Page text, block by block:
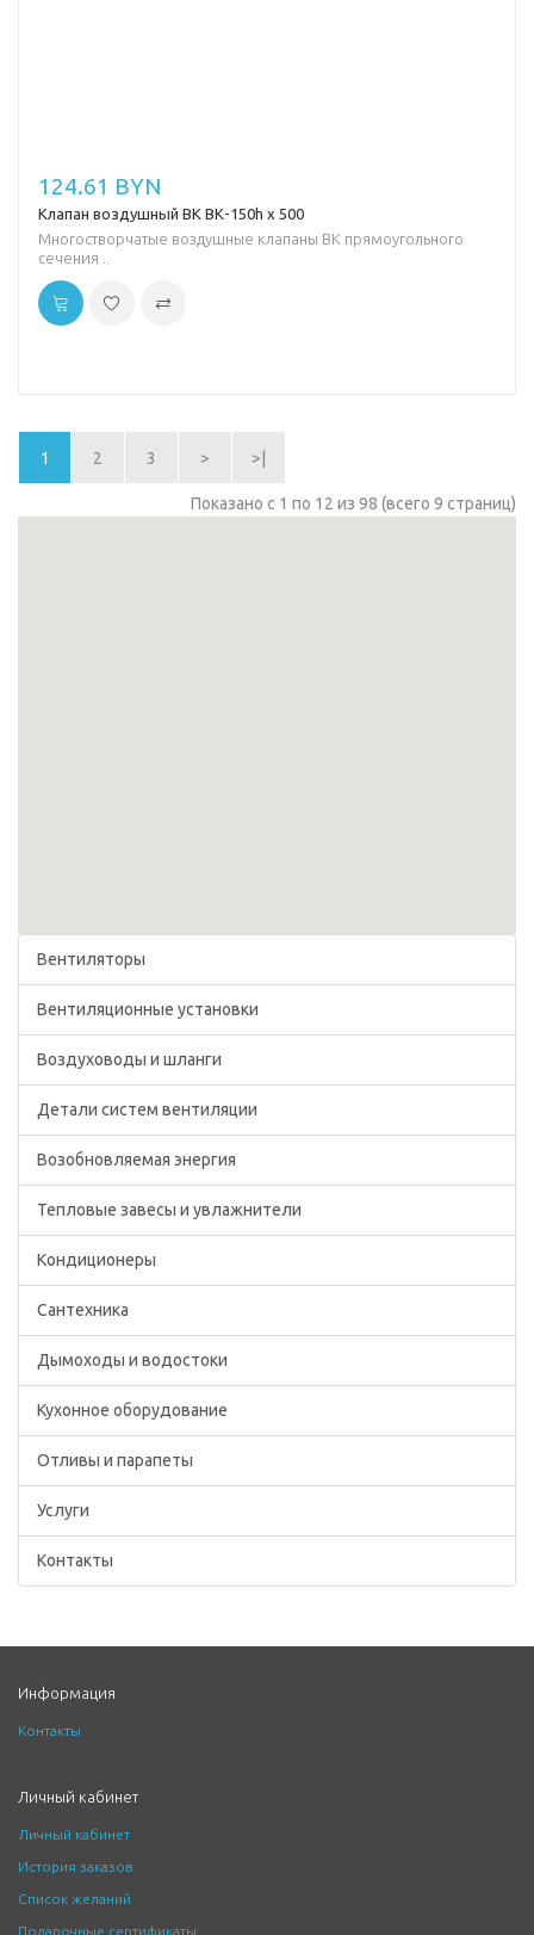
124.61 BYN
Клапан воздушный ВК ВК-150h х 500
Многостворчатые воздушные клапаны ВК прямоугольного
сечения ..
1 2 3 > >|
Показано с 1 по 12 из 98 (всего 9 страниц)
Вентиляторы
Вентиляционные установки
Воздуховоды и шланги
Детали систем вентиляции
Возобновляемая энергия
Тепловые завесы и увлажнители
Кондиционеры
Сантехника
Дымоходы и водостоки
Кухонное оборудование
Отливы и парапеты
Услуги
Контакты
Информация
Контакты
Личный кабинет
Личный кабинет
История заказов
Список желаний
Подарочные сертификаты